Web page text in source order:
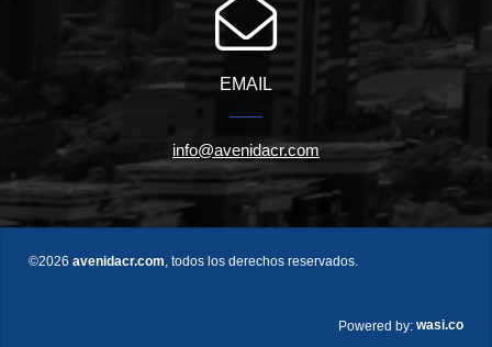
EMAIL
info@avenidacr.com
©2026 avenidacr.com, todos los derechos reservados.
Powered by: wasi.co